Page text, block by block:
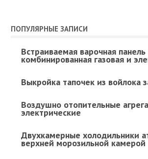
ПОПУЛЯРНЫЕ ЗАПИСИ
Встраиваемая варочная панель
комбинированная газовая и
Выкройка тапочек из войлока
Воздушно отопительные
электрические
Двухкамерные холодильники
верхней морозильной камерой